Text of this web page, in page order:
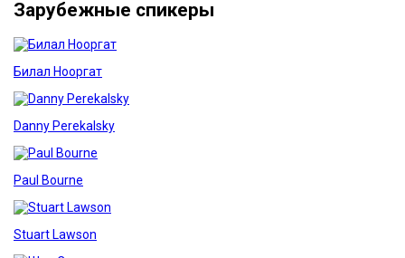
Зарубежные спикеры
Билал Нооргат
Danny Perekalsky
Paul Bourne
Stuart Lawson